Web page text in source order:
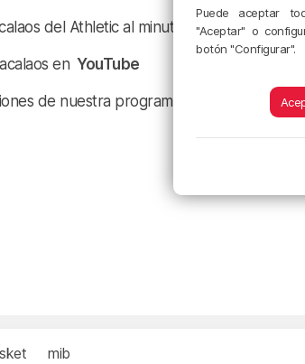
del Athletic al minuto en X
en YouTube
de nuestra programación y nuestras
mib
Puede aceptar
"Aceptar" o
botón "Configurar".